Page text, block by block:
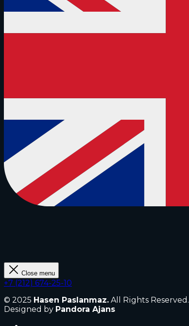
Close menu
+7 (212) 674-25-10
© 2025 Hasen Paslanmaz. All Rights Reserved.
Designed by Pandora Ajans